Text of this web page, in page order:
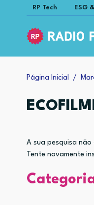
RP Tech ESG
Página Inicial
A sua pesquisa
Tente novamente